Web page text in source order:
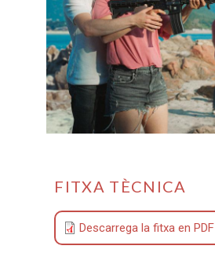
FITXA TÈCNICA
Descarrega la fitxa en PDF